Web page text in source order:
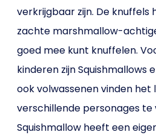
verkrijgbaar zijn. De knuffels
zachte marshmallow-
goed mee kunt knuffelen.
kinderen zijn Squishmallows
ook volwassenen vinden het
verschillende personages te
Squishmallow heeft een